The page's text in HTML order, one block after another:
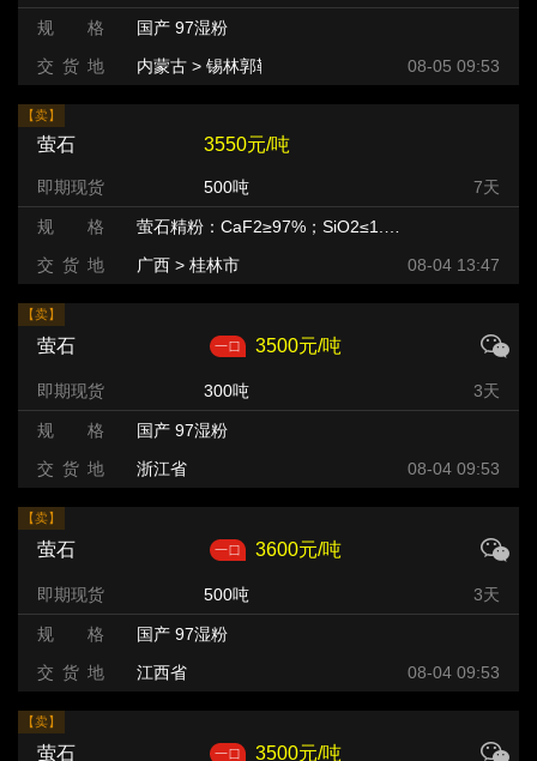
规 格
国产 97湿粉
交 货 地
内蒙古 > 锡林郭勒盟 > 08-05 09:53
【卖】
萤石 3550元/吨
即期现货 500吨 7天
规 格
萤石精粉：CaF2≥97%；SiO2≤1.5%；CaCO3≤1.0%；水份≤13.0%
交 货 地
广西 > 桂林市 08-04 13:47
【卖】
萤石 3500元/吨
即期现货 300吨 3天
规 格
国产 97湿粉
交 货 地
浙江省 08-04 09:53
【卖】
萤石 3600元/吨
即期现货 500吨 3天
规 格
国产 97湿粉
交 货 地
江西省 08-04 09:53
【卖】
萤石 3500元/吨